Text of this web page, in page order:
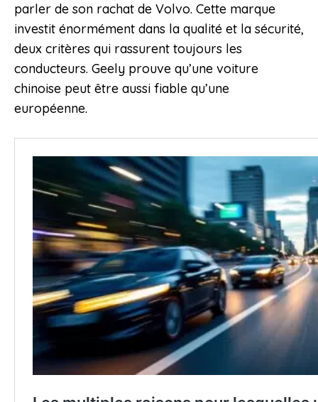
parler de son rachat de Volvo. Cette marque
investit énormément dans la qualité et la sécurité,
deux critères qui rassurent toujours les
conducteurs. Geely prouve qu’une voiture
chinoise peut être aussi fiable qu’une
européenne.